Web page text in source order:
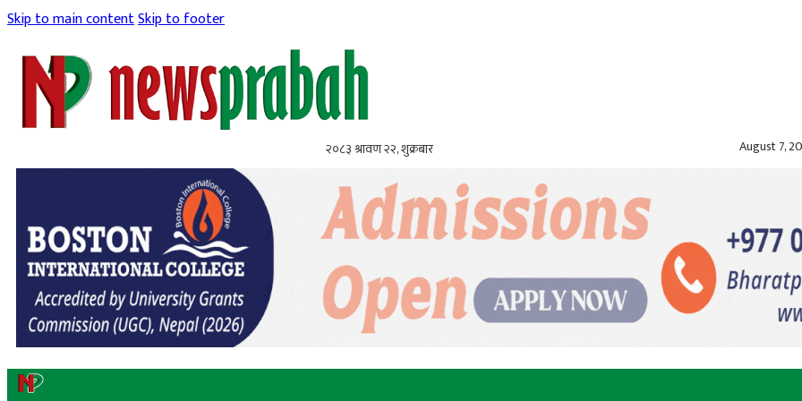
Skip to main contentSkip to footer
२०८३ श्रावण २२, शुक्रबार August 7,